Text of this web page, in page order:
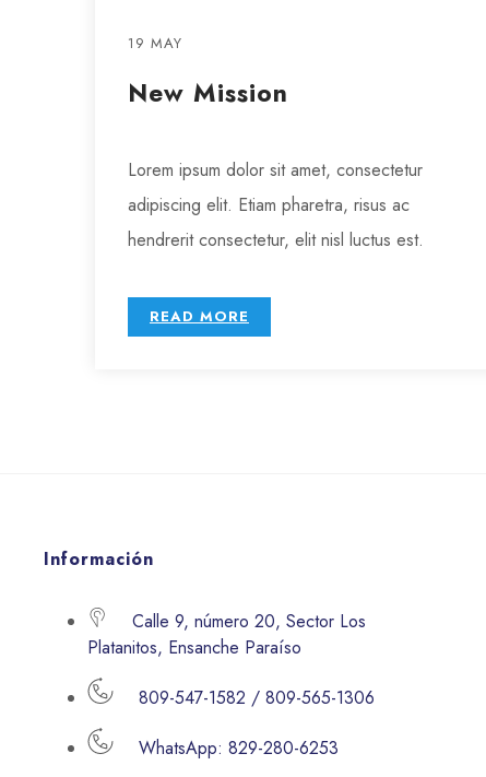
19 MAY
New Mission
Lorem ipsum dolor sit amet, consectetur
adipiscing elit. Etiam pharetra, risus ac
hendrerit consectetur, elit nisl luctus est.
READ MORE
Información
Calle 9, número 20, Sector Los
Platanitos, Ensanche Paraíso
809-547-1582 / 809-565-1306
WhatsApp: 829-280-6253